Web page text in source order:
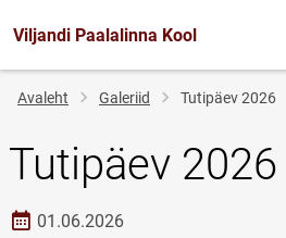
Viljandi Paalalinna Kool
Jälglink
Avaleht Galeriid Tutipäev 2026
Tutipäev 2026
Loomise kuupäev
01.06.2026